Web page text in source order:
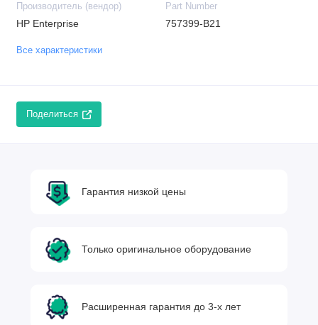
Производитель (вендор)
HP Enterprise
Part Number
757399-B21
Все характеристики
Поделиться
Гарантия низкой цены
Только оригинальное оборудование
Расширенная гарантия до 3-х лет